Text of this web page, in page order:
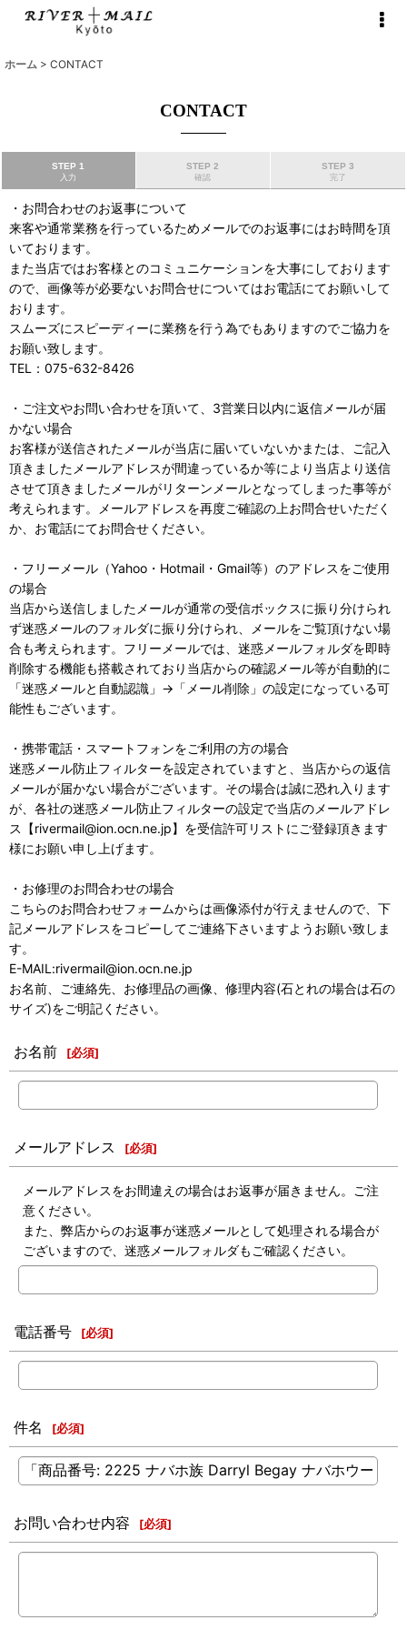
ホーム > CONTACT
CONTACT
STEP 1
入力
STEP 2
確認
STEP 3
完了
・お問合わせのお返事について
来客や通常業務を行っているためメールでのお返事にはお時間を頂
いております。
また当店ではお客様とのコミュニケーションを大事にしております
ので、画像等が必要ないお問合せについてはお電話にてお願いして
おります。
スムーズにスピーディーに業務を行う為でもありますのでご協力を
お願い致します。
TEL：075-632-8426
・ご注文やお問い合わせを頂いて、3営業日以内に返信メールが届
かない場合
お客様が送信されたメールが当店に届いていないかまたは、ご記入
頂きましたメールアドレスが間違っているか等により当店より送信
させて頂きましたメールがリターンメールとなってしまった事等が
考えられます。メールアドレスを再度ご確認の上お問合せいただく
か、お電話にてお問合せください。
・フリーメール（Yahoo・Hotmail・Gmail等）のアドレスをご使用
の場合
当店から送信しましたメールが通常の受信ボックスに振り分けられ
ず迷惑メールのフォルダに振り分けられ、メールをご覧頂けない場
合も考えられます。フリーメールでは、迷惑メールフォルダを即時
削除する機能も搭載されており当店からの確認メール等が自動的に
「迷惑メールと自動認識」→「メール削除」の設定になっている可
能性もございます。
・携帯電話・スマートフォンをご利用の方の場合
迷惑メール防止フィルターを設定されていますと、当店からの返信
メールが届かない場合がございます。その場合は誠に恐れ入ります
が、各社の迷惑メール防止フィルターの設定で当店のメールアドレ
ス【rivermail@ion.ocn.ne.jp】を受信許可リストにご登録頂きます
様にお願い申し上げます。
・お修理のお問合わせの場合
こちらのお問合わせフォームからは画像添付が行えませんので、下
記メールアドレスをコピーしてご連絡下さいますようお願い致しま
す。
E-MAIL:rivermail@ion.ocn.ne.jp
お名前、ご連絡先、お修理品の画像、修理内容(石とれの場合は石の
サイズ)をご明記ください。
お名前 [必須]
メールアドレス [必須]
メールアドレスをお間違えの場合はお返事が届きません。ご注
意ください。
また、弊店からのお返事が迷惑メールとして処理される場合が
ございますので、迷惑メールフォルダもご確認ください。
電話番号 [必須]
件名 [必須]
お問い合わせ内容 [必須]